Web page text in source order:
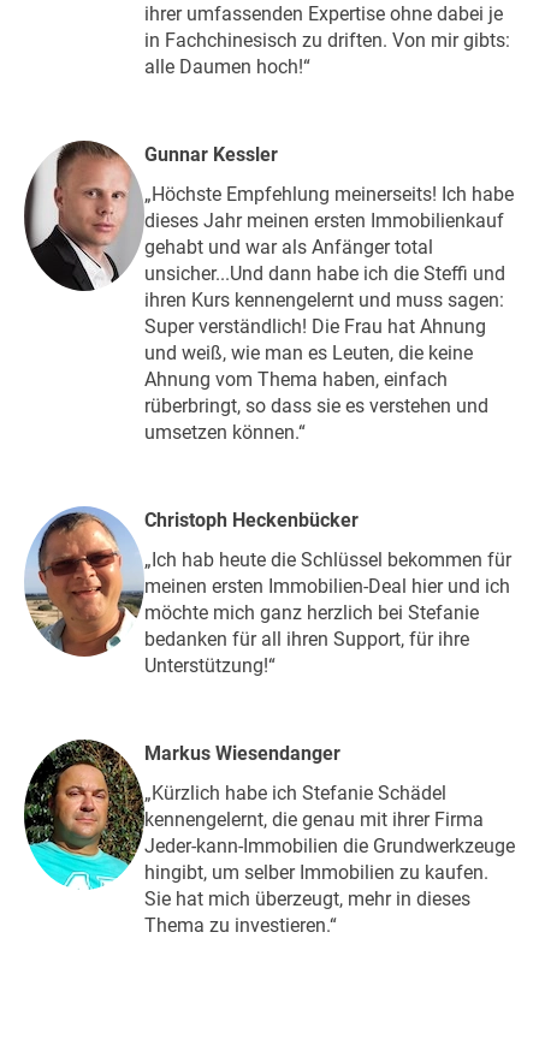
ihrer umfassenden Expertise ohne dabei je
in Fachchinesisch zu driften. Von mir gibts:
alle Daumen hoch!“
Gunnar Kessler
„Höchste Empfehlung meinerseits! Ich habe
dieses Jahr meinen ersten Immobilienkauf
gehabt und war als Anfänger total
unsicher...Und dann habe ich die Steffi und
ihren Kurs kennengelernt und muss sagen:
Super verständlich! Die Frau hat Ahnung
und weiß, wie man es Leuten, die keine
Ahnung vom Thema haben, einfach
rüberbringt, so dass sie es verstehen und
umsetzen können.“
Christoph Heckenbücker
„Ich hab heute die Schlüssel bekommen für
meinen ersten Immobilien-Deal hier und ich
möchte mich ganz herzlich bei Stefanie
bedanken für all ihren Support, für ihre
Unterstützung!“
Markus Wiesendanger
„Kürzlich habe ich Stefanie Schädel
kennengelernt, die genau mit ihrer Firma
Jeder-kann-Immobilien die Grundwerkzeuge
hingibt, um selber Immobilien zu kaufen.
Sie hat mich überzeugt, mehr in dieses
Thema zu investieren.“